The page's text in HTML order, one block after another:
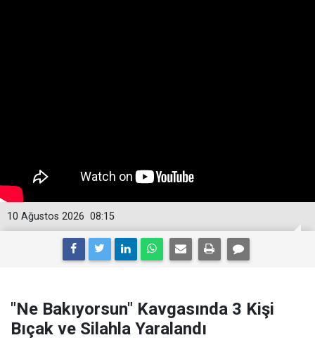
08:15
10 Ağustos 2026
"Ne Bakıyorsun" Kavgasında 3 Kişi
Bıçak ve Silahla Yaralandı